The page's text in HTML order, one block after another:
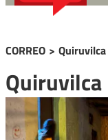
CORREO > Quiruvilca
Quiruvilca